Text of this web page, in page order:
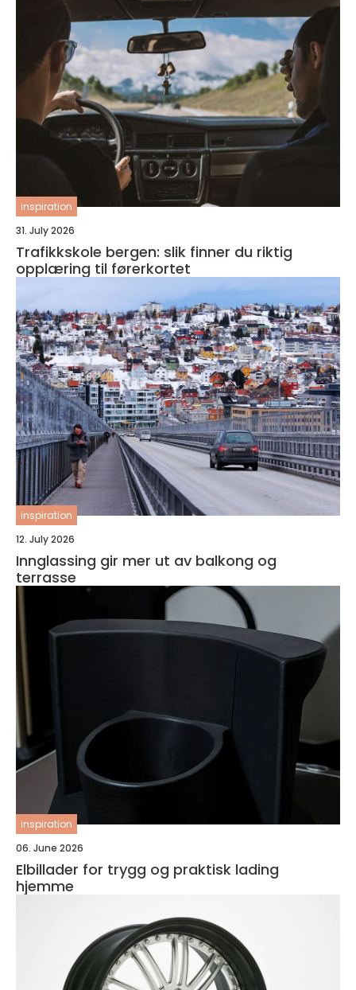
inspiration
31. July 2026
Trafikkskole bergen: slik finner du riktig
opplæring til førerkortet
inspiration
12. July 2026
Innglassing gir mer ut av balkong og
terrasse
inspiration
06. June 2026
Elbillader for trygg og praktisk lading
hjemme